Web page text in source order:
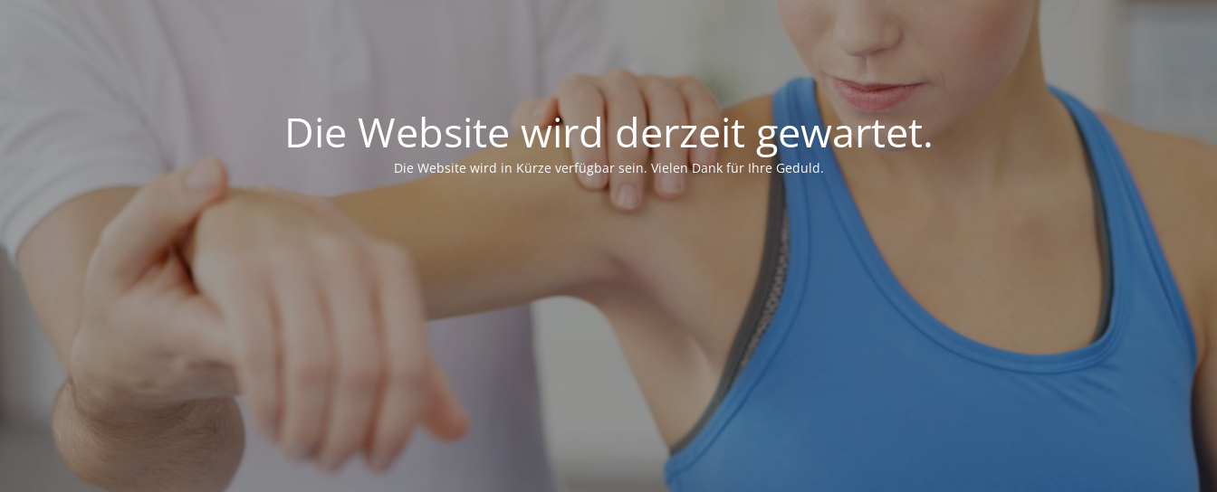
Die Website wird derzeit gewartet.
Die Website wird in Kürze verfügbar sein. Vielen Dank für Ihre Geduld.